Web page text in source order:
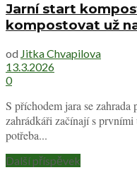
Jarní start
kompostovat už
od Jitka Chvapilova
13.3.2026
0
S příchodem jara se
zahrádkáři začínají s
potřeba...
Další příspěvek